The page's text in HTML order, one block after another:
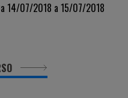
14/07/2018 a 15/07/2018